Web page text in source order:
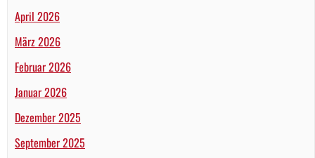
April 2026
März 2026
Februar 2026
Januar 2026
Dezember 2025
September 2025